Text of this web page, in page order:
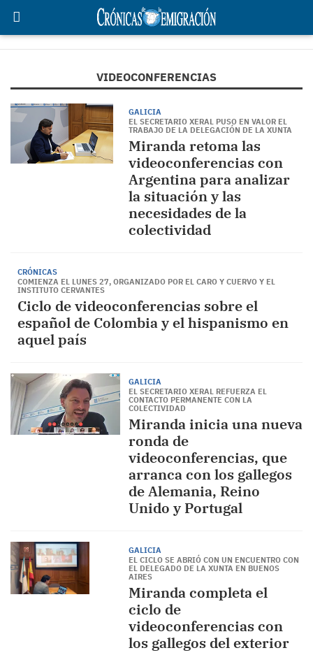
VIDEOCONFERENCIAS
GALICIA
EL SECRETARIO XERAL PUSO EN VALOR EL
TRABAJO DE LA DELEGACIÓN DE LA XUNTA
Miranda retoma las
videoconferencias con
Argentina para analizar
la situación y las
necesidades de la
colectividad
CRÓNICAS
COMIENZA EL LUNES 27, ORGANIZADO POR EL CARO Y CUERVO Y EL
INSTITUTO CERVANTES
Ciclo de videoconferencias sobre el
español de Colombia y el hispanismo en
aquel país
GALICIA
EL SECRETARIO XERAL REFUERZA EL
CONTACTO PERMANENTE CON LA
COLECTIVIDAD
Miranda inicia una nueva
ronda de
videoconferencias, que
arranca con los gallegos
de Alemania, Reino
Unido y Portugal
GALICIA
EL CICLO SE ABRIÓ CON UN ENCUENTRO CON
EL DELEGADO DE LA XUNTA EN BUENOS
AIRES
Miranda completa el
ciclo de
videoconferencias con
los gallegos del exterior